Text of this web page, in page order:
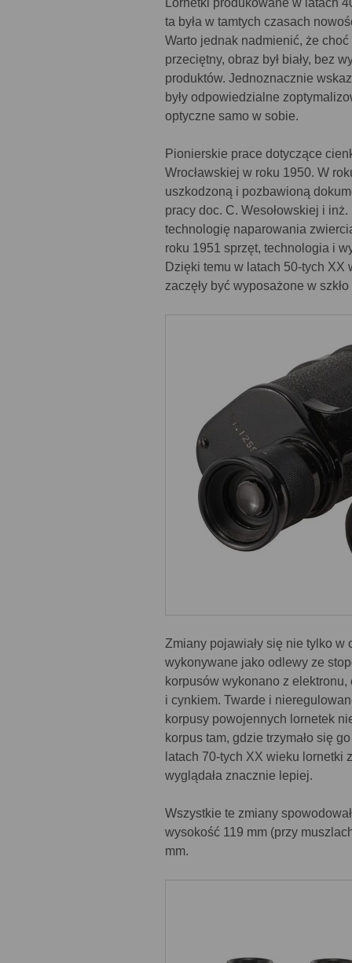
Lornetki produkowane w latach
ta była w tamtych czasach
Warto jednak nadmienić, że
przeciętny, obraz był biały, bez
produktów. Jednoznacznie
były odpowiedzialne
optyczne samo w sobie.
Pionierskie prace dotyczące
Wrocławskiej w roku 1950. W
uszkodzoną i pozbawioną
pracy doc. C. Wesołowskiej i
technologię naparowania
roku 1951 sprzęt, technologia i
Dzięki temu w latach 50-tych XX
zaczęły być wyposażone w
Zmiany pojawiały się nie tylko w
wykonywane jako odlewy ze
korpusów wykonano z
i cynkiem. Twarde i
korpusy powojennych lornetek
korpus tam, gdzie trzymało się
latach 70-tych XX wieku lornetki
wyglądała znacznie lepiej.
Wszystkie te zmiany
wysokość 119 mm (przy
mm.